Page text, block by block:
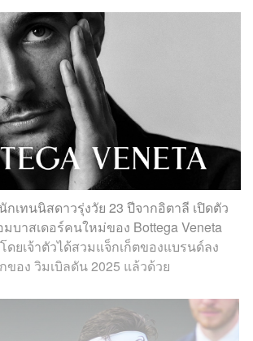
กเทนนิสดาวรุ่งวัย 23 ปีจากอิตาลี เปิดตัว
บาสเดอร์คนใหม่ของ Bottega Veneta
ดยเจ้าตัวได้สวมแจ็กเก็ตของแบรนด์ลง
อง วิมเบิลดัน 2025 แล้วด้วย